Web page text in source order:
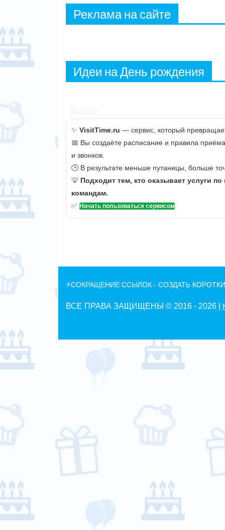
Реклама на сайте
Идеи на День рождения
✨ VisitTime.ru — сервис, который
📅 Вы создаёте расписание и правила
и звонков.
🕒 В результате меньше путаницы, больше
💡 Подходит тем, кто оказывает услуги
командам.
✅ Начать пользоваться сервисом
⚡СОКРАЩЕНИЕ ССЫЛОК - СОЗДАТЬ
ВСЕ ПРАВА ЗАЩИЩЕНЫ © 2016 - 2026 |